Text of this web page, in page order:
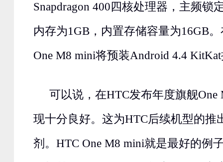
Snapdragon 400四核处理器，主频锁
内存为1GB，内置存储容量为16GB
One M8 mini将预装Android 4.4
可以说，在HTC发布年度旗舰One
现十分良好。这为HTC后续机型的推
剂。HTC One M8 mini就是最好的例